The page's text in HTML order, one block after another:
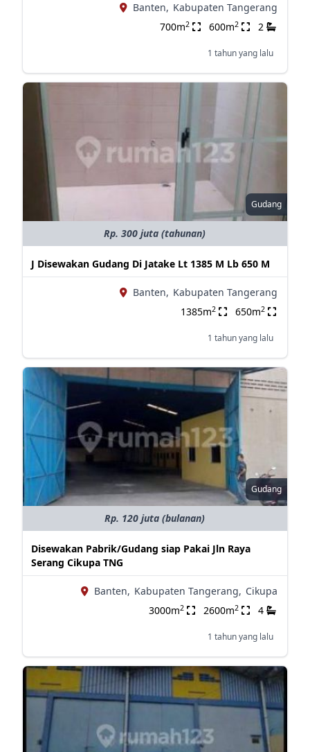
Banten, Kabupaten Tangerang
700m2 600m2 2
1 tahun yang lalu
Gudang
Rp. 300 juta (tahunan)
J Disewakan Gudang Di Jatake Lt 1385 M Lb 650 M
Banten, Kabupaten Tangerang
1385m2 650m2
1 tahun yang lalu
Gudang
Rp. 120 juta (bulanan)
Disewakan Pabrik/Gudang siap Pakai Jln Raya
Serang Cikupa TNG
Banten, Kabupaten Tangerang, Cikupa
3000m2 2600m2 4
1 tahun yang lalu